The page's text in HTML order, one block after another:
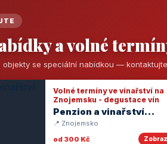
a volné
objekty se speciální nabídkou —
Volné termíny ve vinařství na
Znojemsku - degustace vín
Penzion a vinařství
Dobrovolný
📍 Znojemsko
od 300 Kč